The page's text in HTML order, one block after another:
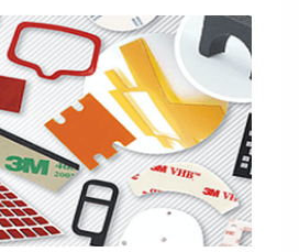
(front und tragfähig)
Frontplatten
Frontplatten
Schilder
MEHR